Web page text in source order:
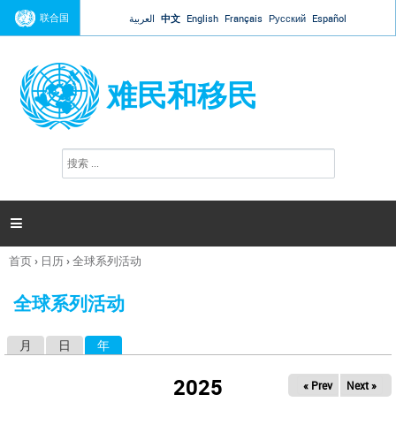
Jump to navigation
联合国 العربية 中文 English Français Русский Español
难民和移民
搜
索

你
这
首页› 日历›全球系列活动
全球系列活动
月 日 年
2025 « Prev Next »